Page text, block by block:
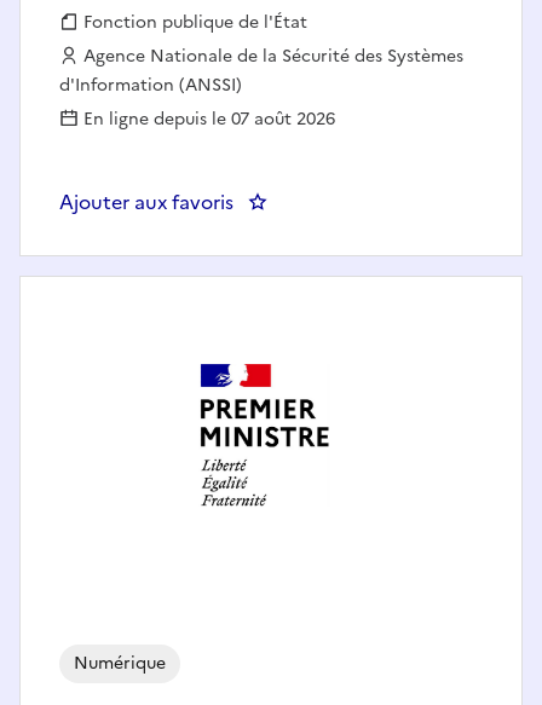
Fonction publique :
Fonction publique de l'État
Employeur :
Agence Nationale de la Sécurité des Systèmes
d'Information (ANSSI)
En ligne depuis le 07 août 2026
Ajouter aux favoris : Pilote de veille H/F
Numérique